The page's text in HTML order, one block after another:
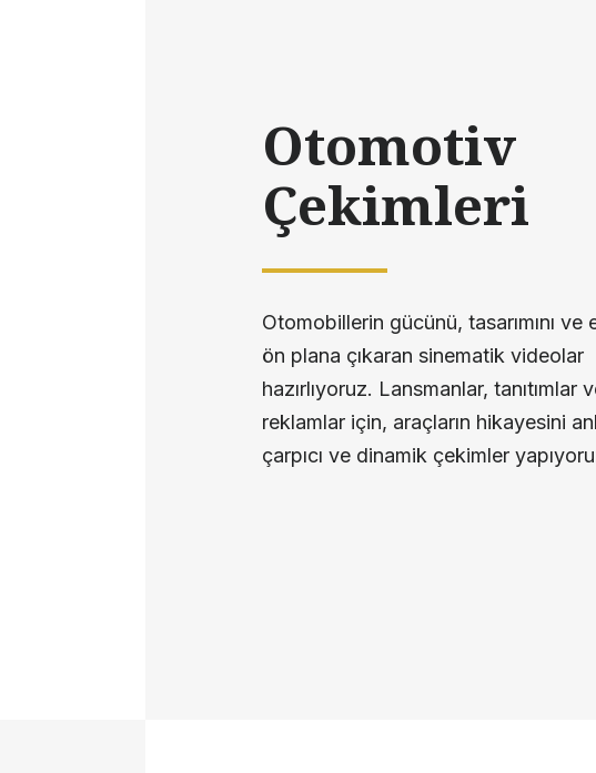
Otomotiv
Çekimleri
Otomobillerin gücünü, tasarımını ve
ön plana çıkaran sinematik videolar
hazırlıyoruz. Lansmanlar, tanıtımlar
reklamlar için, araçların hikayesini
çarpıcı ve dinamik çekimler